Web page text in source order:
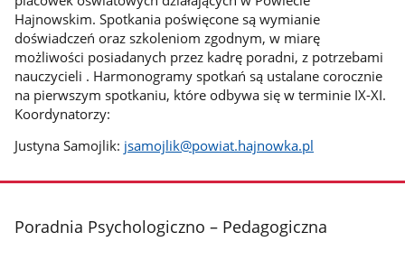
Hajnowskim. Spotkania poświęcone są wymianie
doświadczeń oraz szkoleniom zgodnym, w miarę
możliwości posiadanych przez kadrę poradni, z potrzebami
nauczycieli . Harmonogramy spotkań są ustalane corocznie
na pierwszym spotkaniu, które odbywa się w terminie IX-XI.
Koordynatorzy:
Justyna Samojlik: jsamojlik@powiat.hajnowka.pl
stopka
Poradnia Psychologiczno – Pedagogiczna